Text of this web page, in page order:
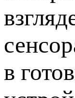
в